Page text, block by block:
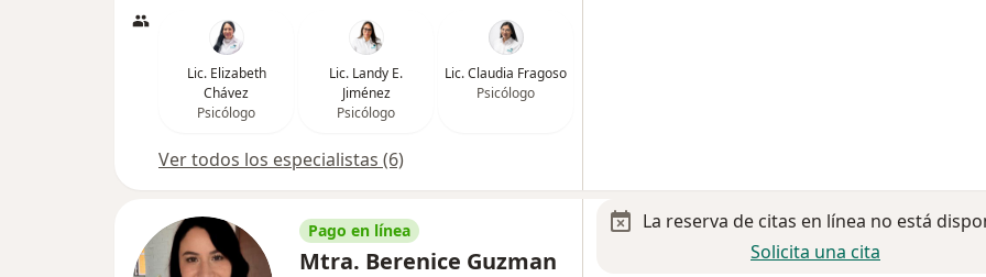
Lic. Elizabeth
Chávez
Psicólogo
Lic. Landy E.
Jiménez
Psicólogo
Lic. Claudia Fragoso
Psicólogo
Ver todos los especialistas (6)
Pago en línea
Mtra. Berenice Guzman
La reserva de citas en línea no está
Solicita una cita